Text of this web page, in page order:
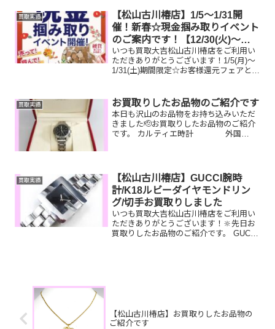
類、テレカ、切手、古銭、現行銭両替は
対...
買取実績
【松山古川椿店】1/5～1/31開
催！新春☆現金掴み取りイベント
のご案内です！【12/30(火)～
1/4(日)休業です】
いつも買取大吉松山古川椿店をご利用い
ただきありがとうございます！1/5(月)～
1/31(土)期間限定☆お客様還元フェアとし
のお客様限定でご参加いただけます😌(金
券...
買取実績 お買取りしたお品物のご紹介です
本日も沢山のお品物をお持ち込みいただ
きました🫡お買取りしたお品物のご紹介
です。 カルティエ時計 外国
定させてください🤗皆様の...
買取実績
【松山古川椿店】GUCCI腕時
計/K18ルビーダイヤモンドリン
グ/切手お買取りしました
いつも買取大吉松山古川椿店をご利用い
ただきありがとうございます！🔆先日お
買取りしたお品物のご紹介です。 GUCCI
【松山古川椿店】お買取りしたお品物の
ご紹介です